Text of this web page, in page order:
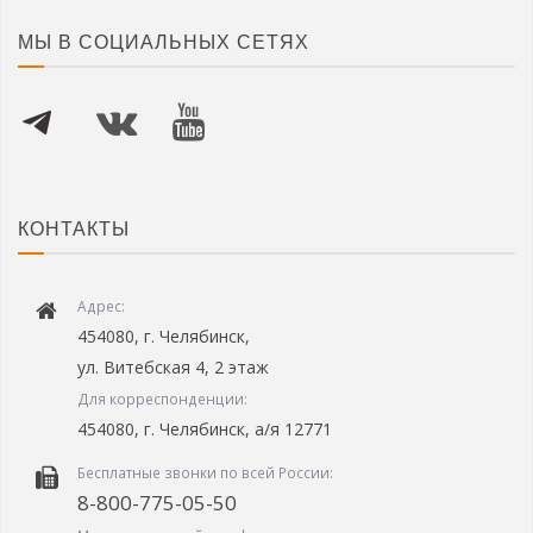
МЫ В СОЦИАЛЬНЫХ СЕТЯХ
КОНТАКТЫ
Адрес:
454080, г. Челябинск,
ул. Витебская 4, 2 этаж
Для корреспонденции:
454080, г. Челябинск, а/я 12771
Бесплатные звонки по всей России:
8-800-775-05-50